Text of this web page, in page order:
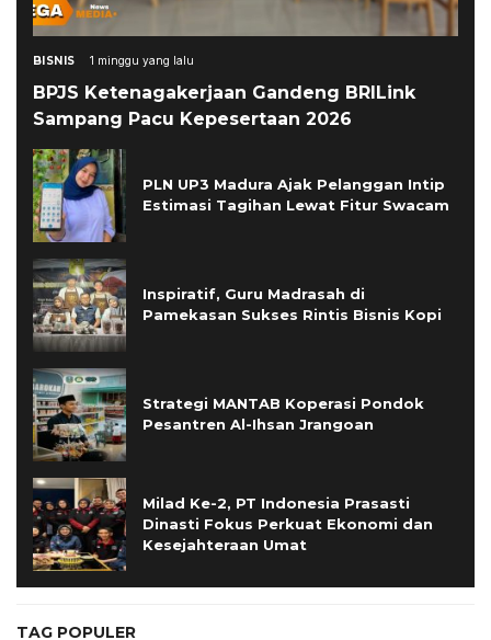
BISNIS 1 minggu yang lalu
BPJS Ketenagakerjaan Gandeng BRILink
Sampang Pacu Kepesertaan 2026
PLN UP3 Madura Ajak Pelanggan Intip
Estimasi Tagihan Lewat Fitur Swacam
Inspiratif, Guru Madrasah di
Pamekasan Sukses Rintis Bisnis Kopi
Strategi MANTAB Koperasi Pondok
Pesantren Al-Ihsan Jrangoan
Milad Ke-2, PT Indonesia Prasasti
Dinasti Fokus Perkuat Ekonomi dan
Kesejahteraan Umat
TAG POPULER